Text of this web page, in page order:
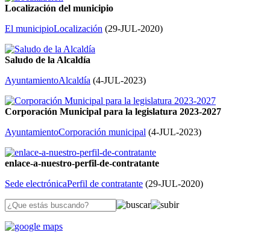
Localización del municipio
El municipioLocalización (29-JUL-2020)
Saludo de la Alcaldía
AyuntamientoAlcaldía (4-JUL-2023)
Corporación Municipal para la legislatura 2023-2027
AyuntamientoCorporación municipal (4-JUL-2023)
enlace-a-nuestro-perfil-de-contratante
Sede electrónicaPerfil de contratante (29-JUL-2020)